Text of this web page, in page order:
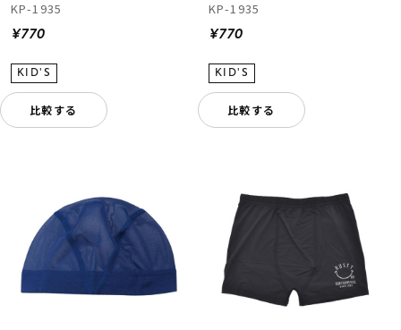
KP-1935
¥770
比較する
KP-1935
¥770
比較する